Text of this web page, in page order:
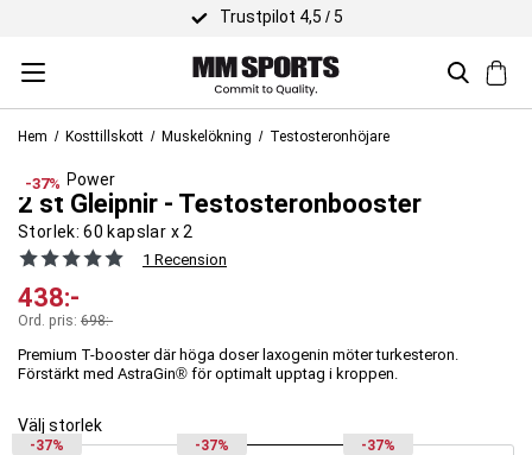
Trustpilot 4,5 / 5
Hem Kosttillskott Muskelökning Testosteronhöjare
-37%
Viking Power
2 st Gleipnir - Testosteronbooster
Storlek: 60 kapslar x 2
1 Recension
438:-
Ord. pris: 698:-
Premium T-booster där höga doser laxogenin möter turkesteron.
Förstärkt med AstraGin® för optimalt upptag i kroppen.
Välj storlek
-37% -37% -37%